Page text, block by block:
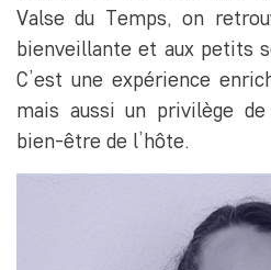
Valse du Temps, on
bienveillante et aux petits
C’est une expérience
mais aussi un privilège
bien-être de l’hôte.